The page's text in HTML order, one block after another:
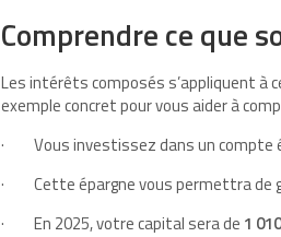
Comprendre ce que
Les intérêts composés s’appliquent à
exemple concret pour vous aider à
· Vous investissez dans un compte
· Cette épargne vous permettra de
· En 2025, votre capital sera de 1